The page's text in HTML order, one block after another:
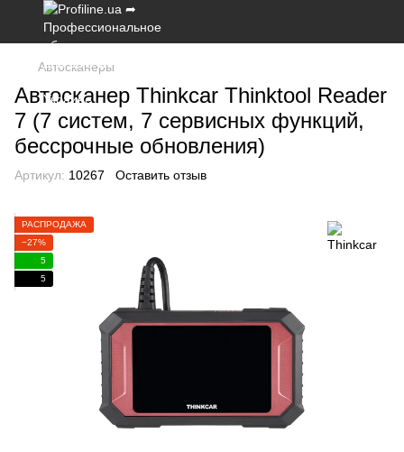
Автосканеры
Автосканер Thinkcar Thinktool Reader
7 (7 систем, 7 сервисных функций,
бессрочные обновления)
Артикул: 10267 Оставить отзыв
РАСПРОДАЖА
−27%
5
5